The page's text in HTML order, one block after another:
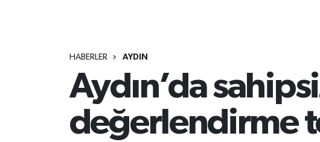
HABERLER AYDIN
Aydın’da
değerlendirme